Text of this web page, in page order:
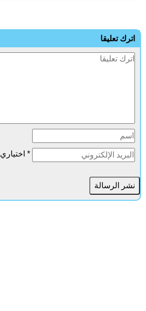
اترك تعليقا
* اختياري